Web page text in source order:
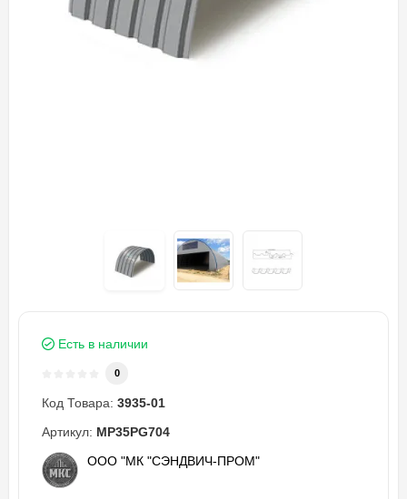
Есть в наличии
0
Код Товара: 3935-01
Артикул: MP35PG704
ООО "МК "СЭНДВИЧ-ПРОМ"